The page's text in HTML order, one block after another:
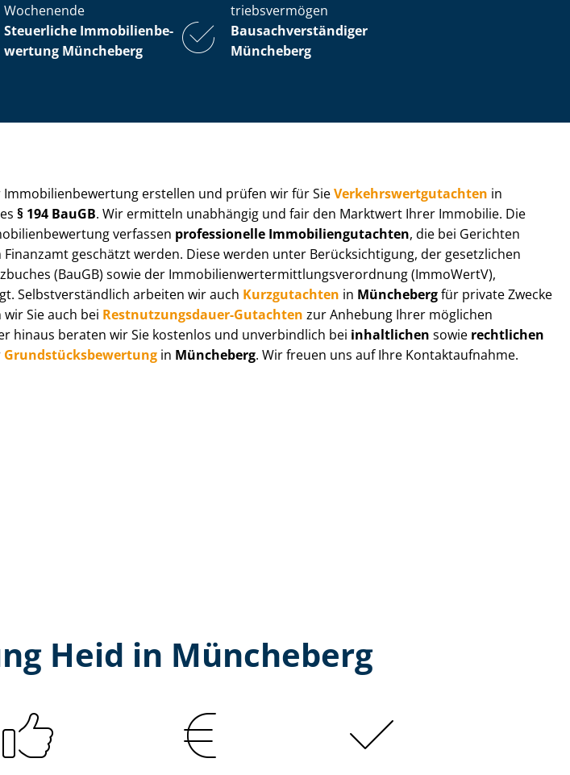
Wochenende
triebs­ver­mö­gen
Steuerliche Im­mo­bi­li­en­be­
wer­tung Müncheberg
Bau­sach­ver­stän­di­ger
Müncheberg
Im­mo­bi­li­en­be­wer­tung erstellen und prüfen wir für SieVer­kehrs­wert­gut­ach­ten in
§ 194 BauGB. Wir ermitteln unabhängig und fair den Marktwert Ihrer Immobilie. Die
verfassen professionelle Im­mo­bi­li­en­gut­ach­ten, die bei Gerichten
geschätzt werden. Diese werden unter Be­rück­sich­ti­gung, der gesetzlichen
(BauGB) sowie der Im­mo­bi­li­en­wert­ermitt­lungs­ver­ord­nung (ImmoWertV),
Selbst­ver­ständ­lich arbeiten wir auch Kurzgutachten in Münchebergfür private Zwecke
Sie auch bei Rest­nut­zungs­dau­er-Gutachten zur Anhebung Ihrer möglichen
hinaus beraten wir Sie kostenlos und unverbindlich bei inhaltlichen sowie rechtlichen
Grund­stücks­be­wer­tung in Müncheberg. Wir freuen uns auf Ihre Kontaktaufnahme.
Heid in Müncheberg